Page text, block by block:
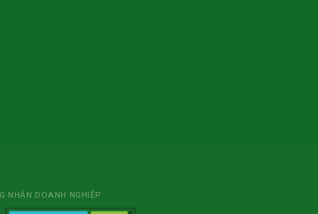
NHẬN DOANH NGHIỆP